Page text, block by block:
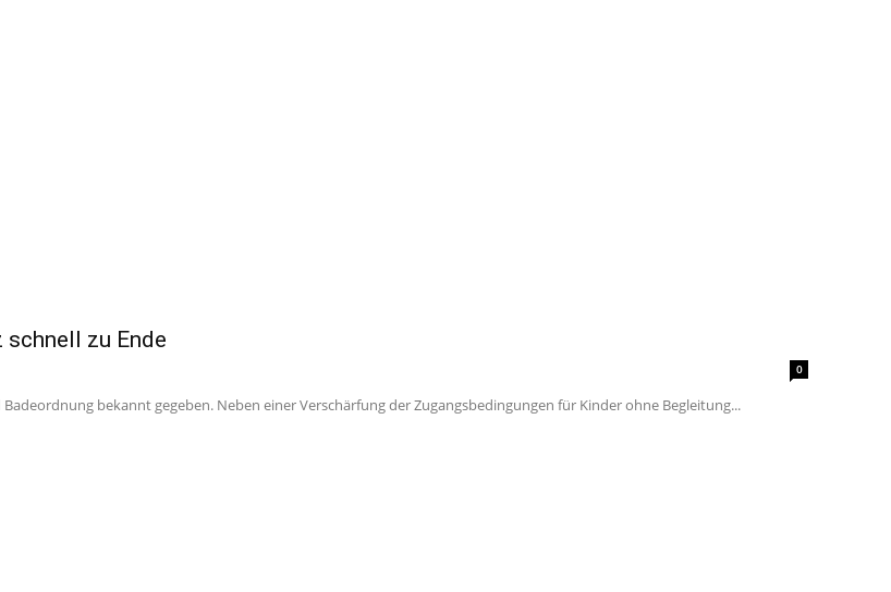
schnell zu Ende
0
bekannt gegeben. Neben einer Verschärfung der Zugangsbedingungen für Kinder ohne Begleitung...